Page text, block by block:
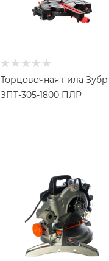
Торцовочная пила Зубр
ЗПТ-305-1800 ПЛР